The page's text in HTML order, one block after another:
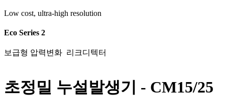
Low cost, ultra-high resolution
Eco Series 2
보급형 압력변화 리크디텍터
초정밀 누설발생기 - CM15/25